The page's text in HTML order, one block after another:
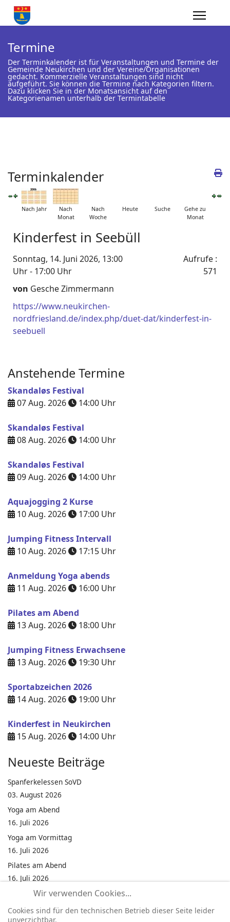
Termine
Der Terminkalender ist für Veranstaltungen und Termine der
Gemeinde Neukirchen und der Vereine/Organisationen
gedacht. Kommerzielle Veranstaltungen sind nicht
aufgeführt. Sie können die Termine nach Kategorien filtern.
Dazu klicken Sie in der Monatsansicht auf den
Kategorienamen unterhalb der Termintabelle
Terminkalender
Nach Jahr
Nach
Monat
Nach
Woche
Heute Suche
Gehe zu
Monat
Kinderfest in Seebüll
Sonntag, 14. Juni 2026, 13:00
Uhr - 17:00 Uhr
Aufrufe :
571
von Gesche Zimmermann
https://www.neukirchen-
nordfriesland.de/index.php/duet-dat/kinderfest-in-
seebuell
Anstehende Termine
Skandaløs Festival
07 Aug. 2026
14:00 Uhr
Skandaløs Festival
08 Aug. 2026
14:00 Uhr
Skandaløs Festival
09 Aug. 2026
14:00 Uhr
Aquajogging 2 Kurse
10 Aug. 2026
17:00 Uhr
Jumping Fitness Intervall
10 Aug. 2026
17:15 Uhr
Anmeldung Yoga abends
11 Aug. 2026
16:00 Uhr
Pilates am Abend
13 Aug. 2026
18:00 Uhr
Jumping Fitness Erwachsene
13 Aug. 2026
19:30 Uhr
Sportabzeichen 2026
14 Aug. 2026
19:00 Uhr
Kinderfest in Neukirchen
15 Aug. 2026
14:00 Uhr
Neueste Beiträge
Spanferkelessen SoVD
03. August 2026
Yoga am Abend
16. Juli 2026
Yoga am Vormittag
16. Juli 2026
Pilates am Abend
16. Juli 2026
Jumping Fitness Intervall
16. Juli 2026
Wir verwenden Cookies...
Cookies sind für den technischen Betrieb dieser Seite leider
unverzichtbar.